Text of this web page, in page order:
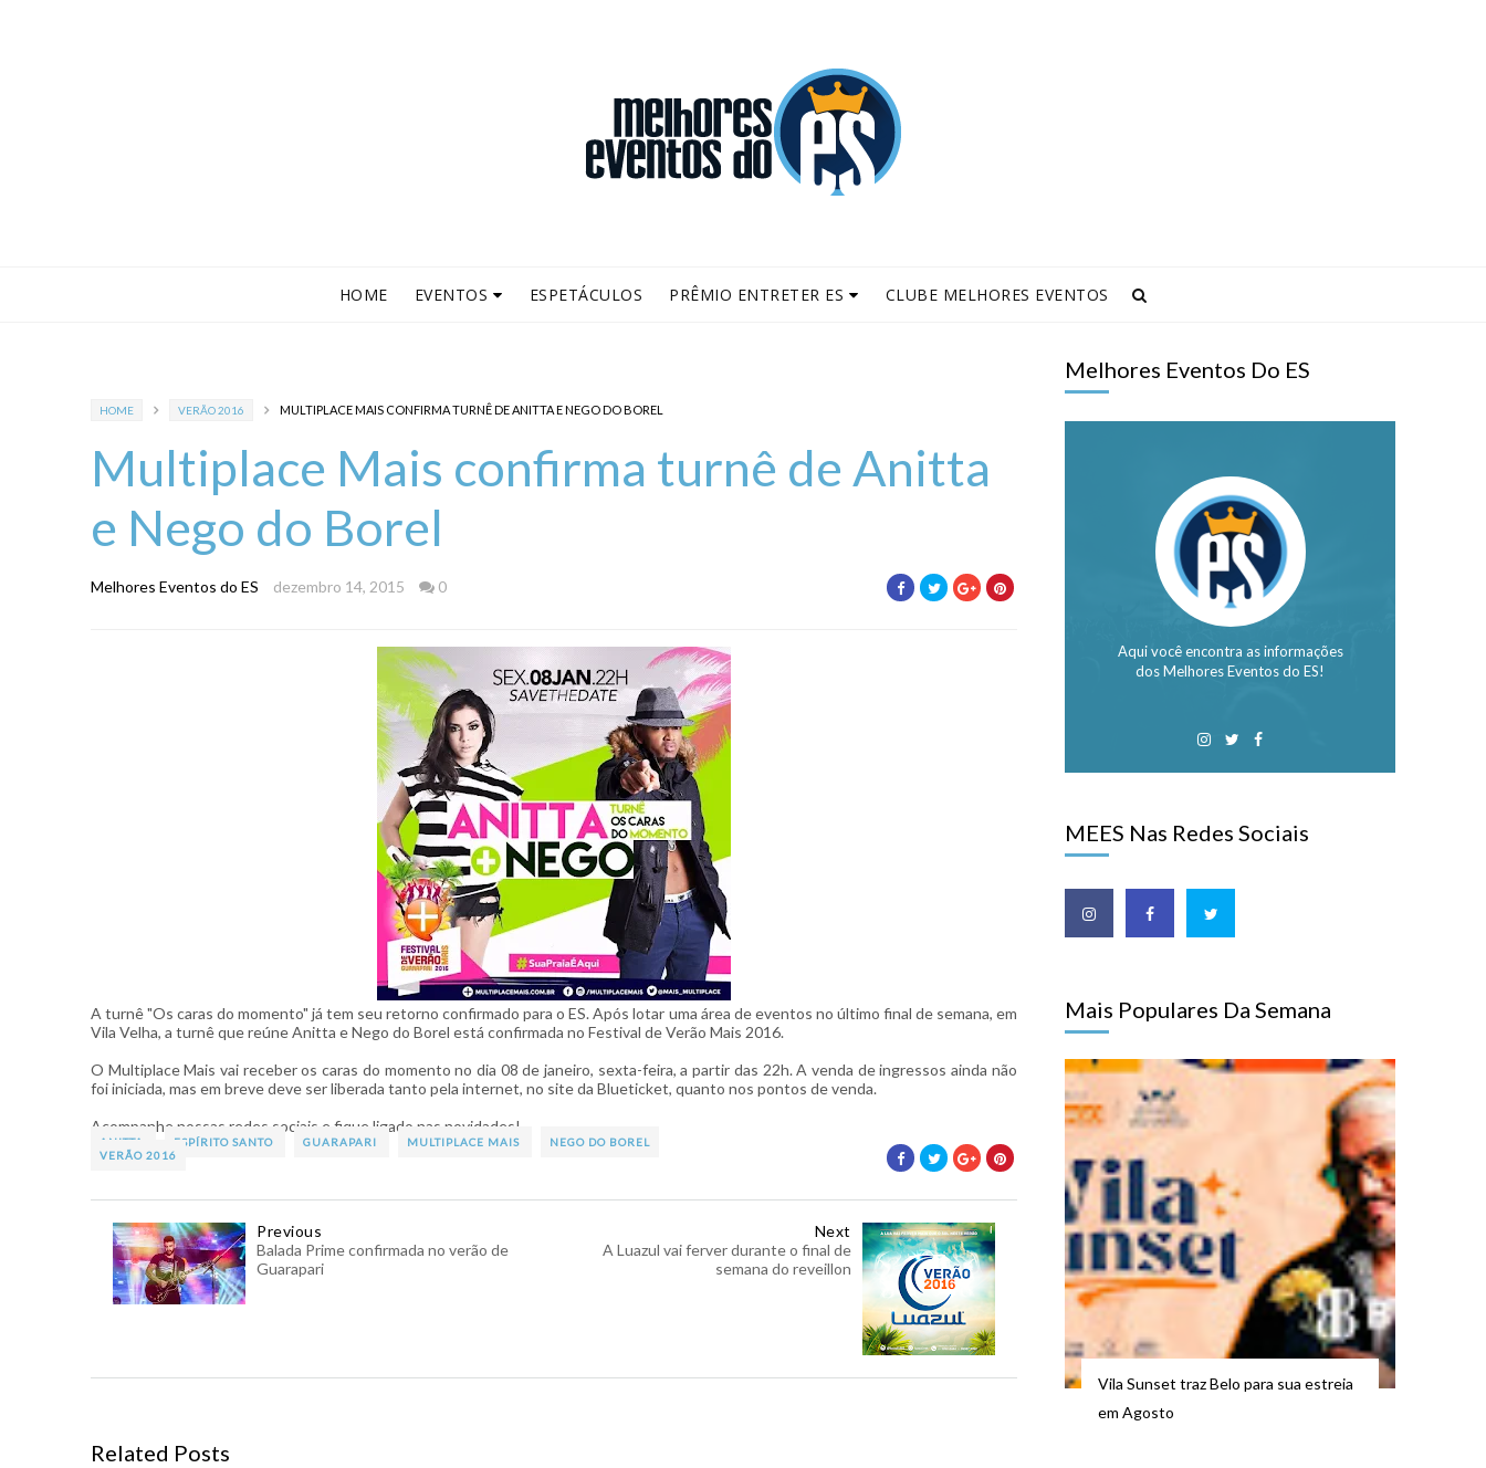
HOME EVENTOS ESPETÁCULOS PRÊMIO ENTRETER ES CLUBE MELHORES EVENTOS
HOME VERÃO 2016 MULTIPLACE MAIS CONFIRMA TURNÊ DE ANITTA E NEGO DO BOREL
Multiplace Mais confirma turnê de Anitta
e Nego do Borel
Melhores Eventos do ES dezembro 14, 2015 0
A turnê "Os caras do momento" já tem seu retorno confirmado para o ES. Após lotar uma área de eventos no último final de semana, em
Vila Velha, a turnê que reúne Anitta e Nego do Borel está confirmada no Festival de Verão Mais 2016.
O Multiplace Mais vai receber os caras do momento no dia 08 de janeiro, sexta-feira, a partir das 22h. A venda de ingressos ainda não
foi iniciada, mas em breve deve ser liberada tanto pela internet, no site da Blueticket, quanto nos pontos de venda.
Acompanhe nossas redes sociais e fique ligado nas novidades!
ANITTA ESPÍRITO SANTO GUARAPARI MULTIPLACE MAIS
NEGO DO BOREL
VERÃO 2016
Next
A Luazul vai ferver durante o final de
semana do reveillon
Previous
Balada Prime confirmada no verão de
Guarapari
Related Posts
Melhores Eventos Do ES
Aqui você encontra as informações
dos Melhores Eventos do ES!
MEES Nas Redes Sociais
Mais Populares Da Semana
Vila Sunset traz Belo para sua estreia
em Agosto